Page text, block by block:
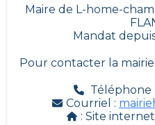
Maire de L-home-
Mandat
Pour contacter la
Téléphone
Courriel :
: Site internet